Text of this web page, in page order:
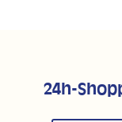
24h-